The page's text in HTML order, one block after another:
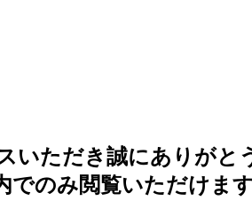
いただき誠にありがと
でのみ閲覧いただけます